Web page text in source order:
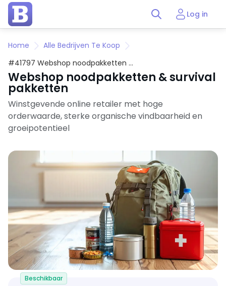
Log in
Home
Alle Bedrijven Te Koop
#41797 Webshop noodpakketten &
survival pakketten
Webshop noodpakketten & survival
pakketten
Winstgevende online retailer met hoge
orderwaarde, sterke organische vindbaarheid en
groeipotentieel
Beschikbaar